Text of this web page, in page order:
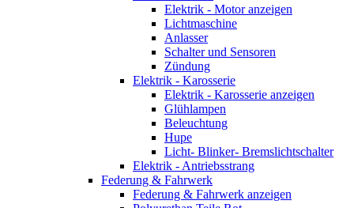
Elektrik - Motor anzeigen
Lichtmaschine
Anlasser
Schalter und Sensoren
Zündung
Elektrik - Karosserie
Elektrik - Karosserie anzeigen
Glühlampen
Beleuchtung
Hupe
Licht- Blinker- Bremslichtschalter
Elektrik - Antriebsstrang
Federung & Fahrwerk
Federung & Fahrwerk anzeigen